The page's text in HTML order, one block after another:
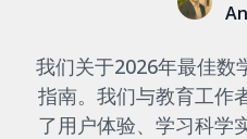
我们关于2026年最佳数
指南。我们与教育工作
了用户体验、学习科学